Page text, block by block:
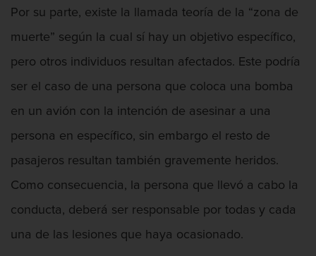
Programa de Desviación Previo al
Posesión de Marihuana para la Venta
Posesión de Metanfetamina
Posesión de una sustancia controlada
para la venta
Transporte de una sustancia
controlada para la venta
Por su parte, existe la llamada teoría de la “zona de
muerte” según la cual sí hay un objetivo específico,
pero otros individuos resultan afectados. Este podría
ser el caso de una persona que coloca una bomba
en un avión con la intención de asesinar a una
persona en específico, sin embargo el resto de
pasajeros resultan también gravemente heridos.
Como consecuencia, la persona que llevó a cabo la
conducta, deberá ser responsable por todas y cada
una de las lesiones que haya ocasionado.